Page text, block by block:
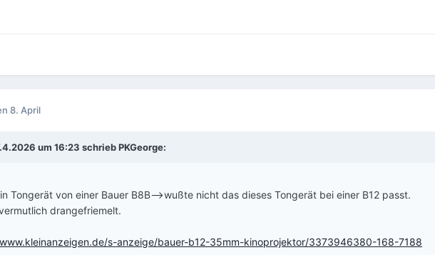
8. April
um 16:23 schriebPKGeorge:
Tongerät von einer Bauer B8B-->wußte nicht das dieses Tongerät bei einer B12 passt.
drangefriemelt.
s-anzeige/bauer-b12-35mm-kinoprojektor/3373946380-168-7188